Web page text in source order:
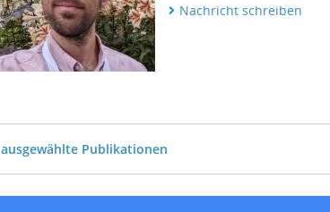
Nachricht schreiben
ausgewählte Publikationen